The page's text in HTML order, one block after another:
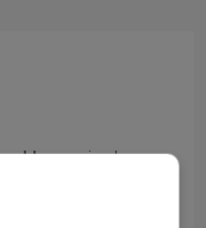
Lpasuje do